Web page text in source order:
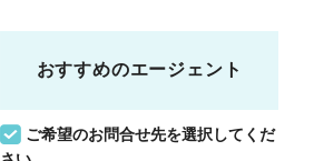
おすすめのエージェント
ご希望のお問合せ先を選択してくだ